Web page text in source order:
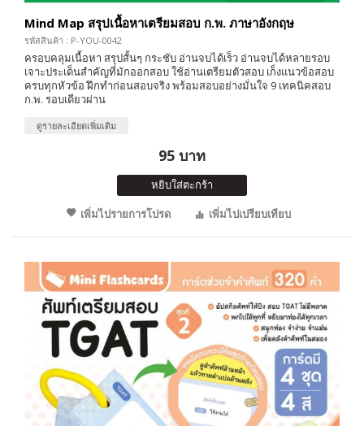
Mind Map สรุปเนื้อหาเตรียมสอบ ก.พ. ภาษาอังกฤษ
รหัสสินค้า : P-YOU-0042
ครอบคลุมเนื้อหา สรุปสั้นๆ กระชับ อ่านจบได้เร็ว อ่านจบได้หลายรอบ
เจาะประเด็นสำคัญที่มักออกสอบ ใช้อ่านเตรียมตัวสอบ เก็งแนวข้อสอบ
ครบทุกหัวข้อ ฝึกทำก่อนสอบจริง พร้อมสอบอย่างมั่นใจ 9 เทคนิคสอบ
ก.พ. รอบเดียวผ่าน
ดูรายละเอียดเพิ่มเติม
95 บาท
หยิบใส่ตะกร้า
เพิ่มไปรายการโปรด
เพิ่มไปเปรียบเทียบ